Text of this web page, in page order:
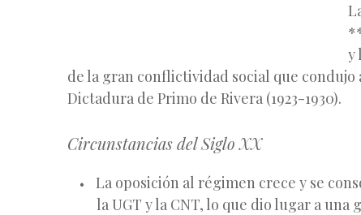
y
de la gran conflictividad social que
Dictadura de Primo de Rivera (1923-1930).
Circunstancias del Siglo XX
La oposición al régimen crece y se
la UGT y la CNT, lo que dio lugar a